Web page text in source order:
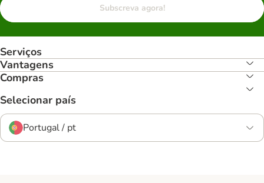
Subscreva agora!
Serviços
Vantagens
Compras
Selecionar país
Portugal / pt